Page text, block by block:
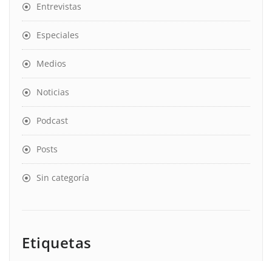
Entrevistas
Especiales
Medios
Noticias
Podcast
Posts
Sin categoría
Etiquetas